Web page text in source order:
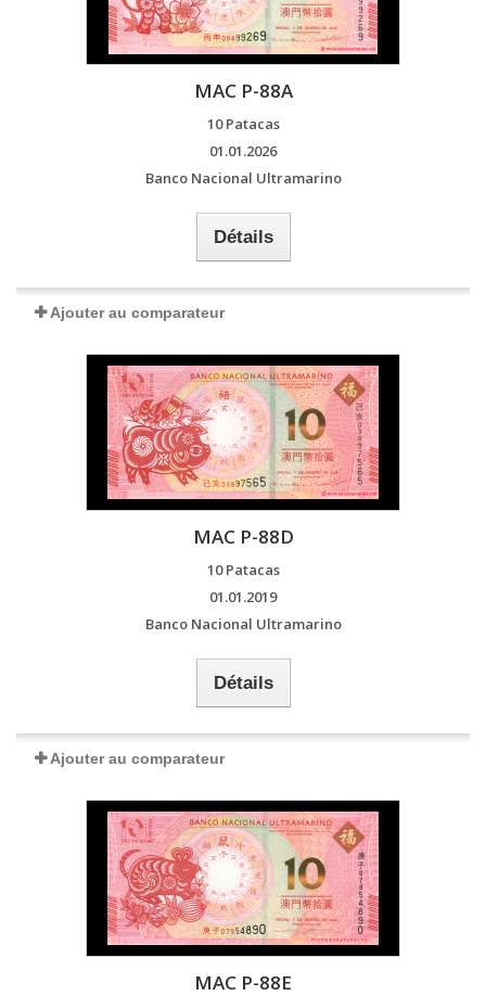
MAC P-88A
10 Patacas
01.01.2026
Banco Nacional Ultramarino
Détails
Ajouter au comparateur
MAC P-88D
10 Patacas
01.01.2019
Banco Nacional Ultramarino
Détails
Ajouter au comparateur
MAC P-88E